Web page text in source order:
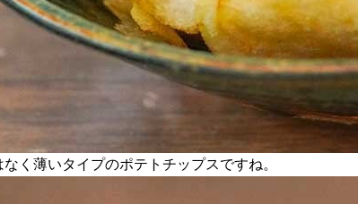
く薄いタイプのポテトチップスですね。